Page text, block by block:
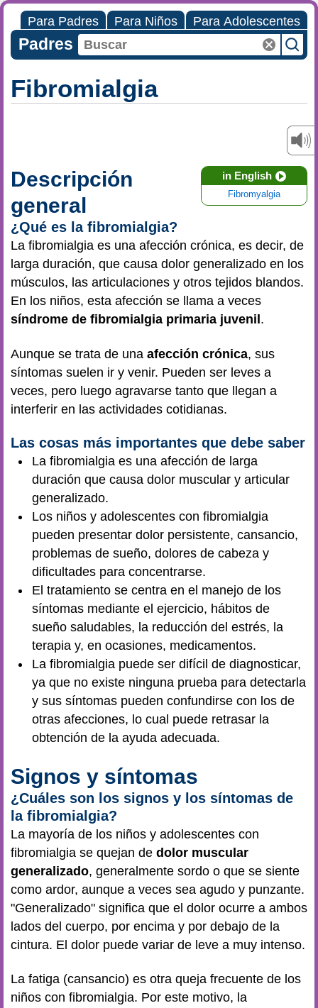
Para Padres Para Niños Para Adolescentes
Padres
Fibromialgia
in English
Fibromyalgia
Descripción
general
¿Qué es la fibromialgia?
La fibromialgia es una afección crónica, es decir, de
larga duración, que causa dolor generalizado en los
músculos, las articulaciones y otros tejidos blandos.
En los niños, esta afección se llama a veces
síndrome de fibromialgia primaria juvenil .
Aunque se trata de una afección crónica, sus
síntomas suelen ir y venir. Pueden ser leves a
veces, pero luego agravarse tanto que llegan a
interferir en las actividades cotidianas.
Las cosas más importantes que debe saber
La fibromialgia es una afección de larga
duración que causa dolor muscular y articular
generalizado.
Los niños y adolescentes con fibromialgia
pueden presentar dolor persistente, cansancio,
problemas de sueño, dolores de cabeza y
dificultades para concentrarse.
El tratamiento se centra en el manejo de los
síntomas mediante el ejercicio, hábitos de
sueño saludables, la reducción del estrés, la
terapia y, en ocasiones, medicamentos.
La fibromialgia puede ser difícil de diagnosticar,
ya que no existe ninguna prueba para detectarla
y sus síntomas pueden confundirse con los de
otras afecciones, lo cual puede retrasar la
obtención de la ayuda adecuada.
Signos y síntomas
¿Cuáles son los signos y los síntomas de
la fibromialgia?
La mayoría de los niños y adolescentes con
fibromialgia se quejan de dolor muscular
generalizado, generalmente sordo o que se siente
como ardor, aunque a veces sea agudo y punzante.
"Generalizado" significa que el dolor ocurre a ambos
lados del cuerpo, por encima y por debajo de la
cintura. El dolor puede variar de leve a muy intenso.
La fatiga (cansancio) es otra queja frecuente de los
niños con fibromialgia. Por este motivo, la